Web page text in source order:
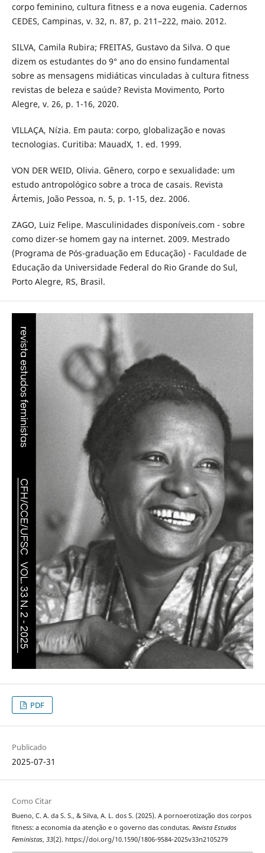
corpo feminino, cultura fitness e a nova eugenia. Cadernos
CEDES, Campinas, v. 32, n. 87, p. 211–222, maio. 2012.
SILVA, Camila Rubira; FREITAS, Gustavo da Silva. O que
dizem os estudantes do 9° ano do ensino fundamental
sobre as mensagens midiáticas vinculadas à cultura fitness
revistas de beleza e saúde? Revista Movimento, Porto
Alegre, v. 26, p. 1-16, 2020.
VILLAÇA, Nízia. Em pauta: corpo, globalização e novas
tecnologias. Curitiba: MauadX, 1. ed. 1999.
VON DER WEID, Olivia. Gênero, corpo e sexualidade: um
estudo antropológico sobre a troca de casais. Revista
Ártemis, João Pessoa, n. 5, p. 1-15, dez. 2006.
ZAGO, Luiz Felipe. Masculinidades disponíveis.com - sobre
como dizer-se homem gay na internet. 2009. Mestrado
(Programa de Pós-graduação em Educação) - Faculdade de
Educação da Universidade Federal do Rio Grande do Sul,
Porto Alegre, RS, Brasil.
PDF
Publicado
2025-07-31
Como Citar
Bueno, C. A. da S. S., & Silva, A. L. dos S. (2025). A pornoerotização dos corpos
fitness: a economia da atenção e o governo das condutas. Revista Estudos
Feministas, 33(2). https://doi.org/10.1590/1806-9584-2025v33n2105279